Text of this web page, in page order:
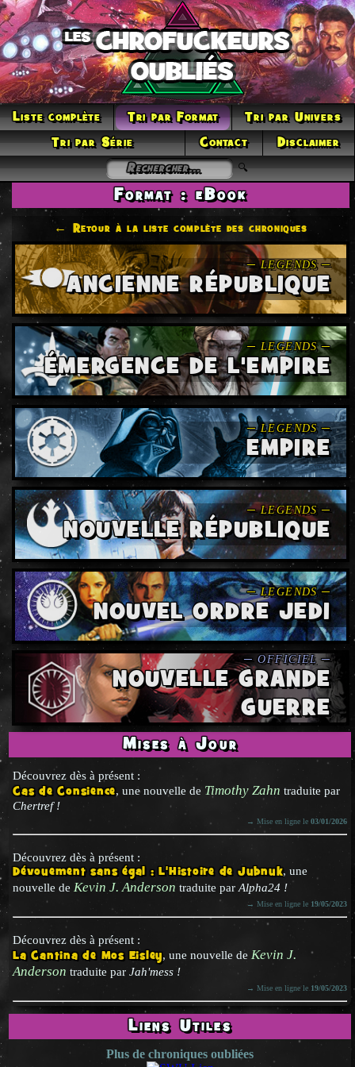
Liste complète Tri par Format
Tri par Univers
Tri par Série
Contact Disclaimer
Mises à Jour
Découvrez dès à présent :
Cas de Consience, une nouvelle de Timothy Zahn traduite par
Chertref !
→ Mise en ligne le03/01/2026
Découvrez dès à présent :
Dévouement sans égal : L'Histoire de Jubnuk, une
nouvelle de Kevin J. Anderson traduite parAlpha24 !
→ Mise en ligne le 19/05/2023
Découvrez dès à présent :
La Cantina de Mos Eisley, une nouvelle de Kevin J.
Anderson traduite parJah'mess !
→ Mise en ligne le 19/05/2023
Liens Utiles
Plus de chroniques oubliées
Format : eBook
← Retour à la liste complète des chroniques
ANCIENNE RÉPUBLIQUE
ÉMERGENCE DE L'EMPIRE
EMPIRE
NOUVELLE RÉPUBLIQUE
NOUVEL ORDRE JEDI
NOUVELLE GRANDE
GUERRE